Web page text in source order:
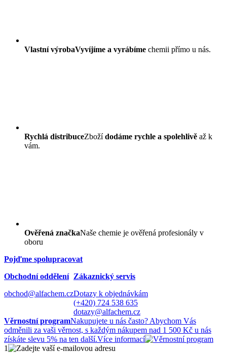
Vlastní výrobaVyvíjíme a vyrábíme chemii přímo u nás.
Rychlá distribuceZbožídodáme rychle a spolehlivě až k
vám.
Ověřená značkaNaše chemie je ověřená profesionály v
oboru
Pojďme spolupracovat
Obchodní oddělení
obchod@alfachem.cz
Zákaznický servis
Dotazy k objednávkám
(+420) 724 538 635
dotazy@alfachem.cz
Věrnostní programNakupujete u nás často? Abychom Vás
odměnili za vaši věrnost, s každým nákupem nad 1 500 Kč u nás
získáte slevu 5% na ten další.Více informací
1